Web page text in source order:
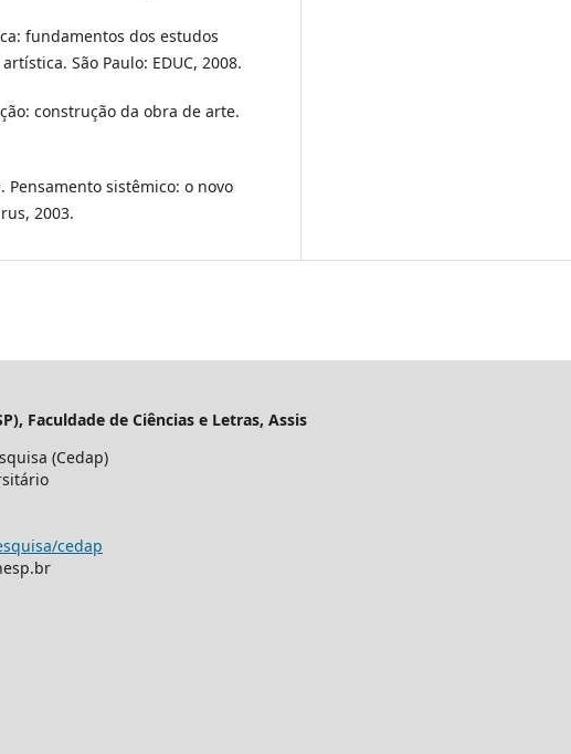
fundamentos dos estudos
São Paulo: EDUC, 2008.
construção da obra de arte.
Pensamento sistêmico: o novo
2003.
Faculdade de Ciências e Letras, Assis
(Cedap)
cedap